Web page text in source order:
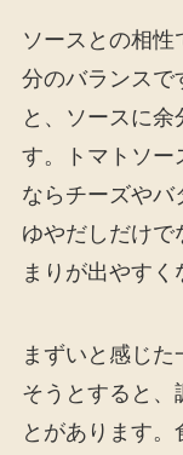
ソースとの相
分のバランスで
と、ソースに余
す。トマトソー
ならチーズやバ
ゆやだしだけで
まりが出やすく
まずいと感じ
そうとすると、
とがあります